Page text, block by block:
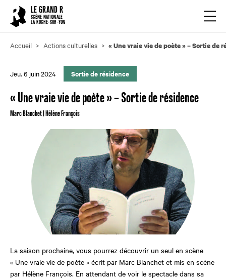
LE GRAND R
SCÈNE NATIONALE
LA ROCHE-SUR-YON
Accueil Actions culturelles « Une vraie vie de poète » – Sortie de
Jeu. 6 juin 2024 Sortie de résidence
« Une vraie vie de poète » – Sortie de résidence
Marc Blanchet | Hélène François
La saison prochaine, vous pourrez découvrir un seul en scène
« Une vraie vie de poète » écrit par Marc Blanchet et mis en scène
par Hélène François. En attendant de voir le spectacle dans sa
Cookies management panel